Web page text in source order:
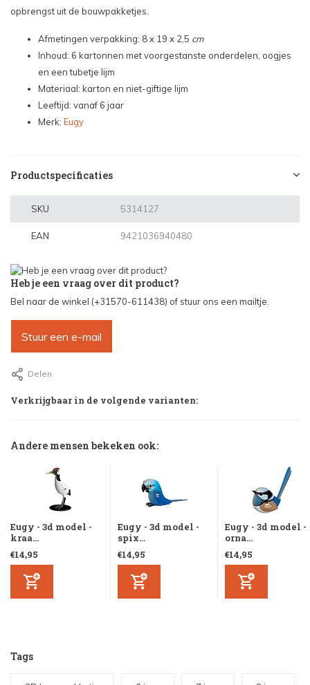
opbrengst uit de bouwpakketjes.
Afmetingen verpakking: 8 x 19 x 2,5 cm
Inhoud: 6 kartonnen met voorgestanste onderdelen, oogjes
en een tubetje lijm
Materiaal: karton en niet-giftige lijm
Leeftijd: vanaf 6 jaar
Merk: Eugy
Productspecificaties
SKU 5314127
EAN 9421036940480
Heb je een vraag over dit product?
Bel naar de winkel (+31570-611438) of stuur ons een mailtje.
Stuur een e-mail
Delen
Verkrijgbaar in de volgende varianten:
Andere mensen bekeken ook:
Eugy - 3d model -
kraa...
€14,95
Eugy - 3d model -
spix...
€14,95
Eugy - 3d model -
orna...
€14,95
Tags